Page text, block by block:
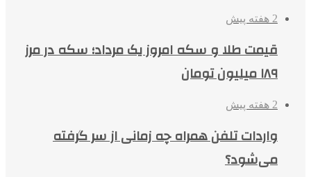
2 هفته پیش
قیمت طلا و سکه امروز یک مرداد؛ سکه در مرز
۱۸۹ میلیون تومان
2 هفته پیش
واردات تلفن همراه چه زمانی از سر گرفته
می‌شود؟